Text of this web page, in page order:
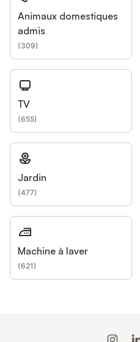
Animaux domestiques
admis
(309)
TV
(655)
Jardin
(477)
Machine à laver
(621)